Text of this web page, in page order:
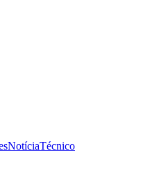
NotíciaTécnico